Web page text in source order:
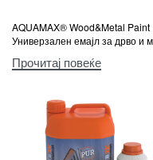
AQUAMAX® Wood&Metal Paint
Универзален емајл за дрво и
Прочитај повеќе